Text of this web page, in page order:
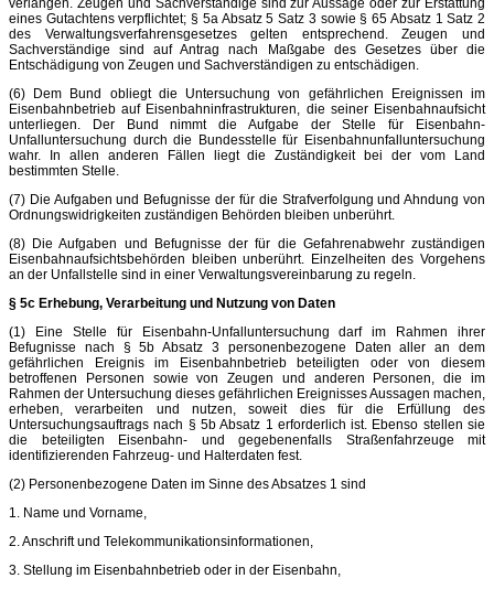
eines Gutachtens verpflichtet; § 5a Absatz 5 Satz 3 sowie § 65 Absatz 1 Satz 2
des Verwaltungsverfahrensgesetzes gelten entsprechend. Zeugen und
Sachverständige sind auf Antrag nach Maßgabe des Gesetzes über die
Entschädigung von Zeugen und Sachverständigen zu entschädigen.
(6) Dem Bund obliegt die Untersuchung von gefährlichen Ereignissen im
Eisenbahnbetrieb auf Eisenbahninfrastrukturen, die seiner Eisenbahnaufsicht
unterliegen. Der Bund nimmt die Aufgabe der Stelle für Eisenbahn-
Unfalluntersuchung durch die Bundesstelle für Eisenbahnunfalluntersuchung
wahr. In allen anderen Fällen liegt die Zuständigkeit bei der vom Land
bestimmten Stelle.
(7) Die Aufgaben und Befugnisse der für die Strafverfolgung und Ahndung von
Ordnungswidrigkeiten zuständigen Behörden bleiben unberührt.
(8) Die Aufgaben und Befugnisse der für die Gefahrenabwehr zuständigen
Eisenbahnaufsichtsbehörden bleiben unberührt. Einzelheiten des Vorgehens
an der Unfallstelle sind in einer Verwaltungsvereinbarung zu regeln.
§ 5c Erhebung, Verarbeitung und Nutzung von Daten
(1) Eine Stelle für Eisenbahn-Unfalluntersuchung darf im Rahmen ihrer
Befugnisse nach § 5b Absatz 3 personenbezogene Daten aller an dem
gefährlichen Ereignis im Eisenbahnbetrieb beteiligten oder von diesem
betroffenen Personen sowie von Zeugen und anderen Personen, die im
Rahmen der Untersuchung dieses gefährlichen Ereignisses Aussagen machen,
erheben, verarbeiten und nutzen, soweit dies für die Erfüllung des
Untersuchungsauftrags nach § 5b Absatz 1 erforderlich ist. Ebenso stellen sie
die beteiligten Eisenbahn- und gegebenenfalls Straßenfahrzeuge mit
identifizierenden Fahrzeug- und Halterdaten fest.
(2) Personenbezogene Daten im Sinne des Absatzes 1 sind
1. Name und Vorname,
2. Anschrift und Telekommunikationsinformationen,
3. Stellung im Eisenbahnbetrieb oder in der Eisenbahn,